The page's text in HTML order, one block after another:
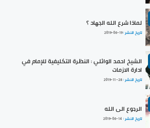
لماذا شرع الله الجهاد ؟
تاريخ النشر :2019-06-19
الشيخ احمد الوائلي : النظرة التكليفية للإمام في
ادارة الازمات
تاريخ النشر :2019-11-28
الرجوع الى الله
تاريخ النشر : 2019-06-14